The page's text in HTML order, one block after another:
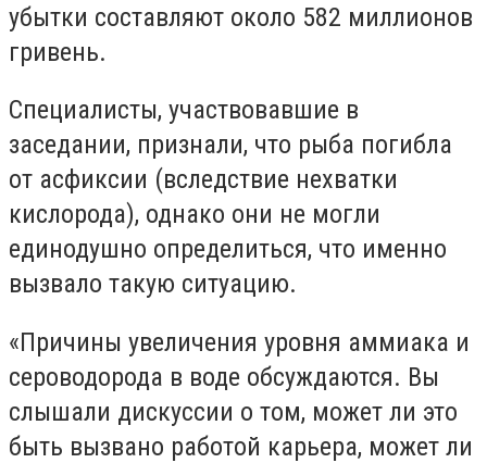
убытки составляют около 582 миллионов
гривень.
Специалисты, участвовавшие в
заседании, признали, что рыба погибла
от асфиксии (вследствие нехватки
кислорода), однако они не могли
единодушно определиться, что именно
вызвало такую ​​ситуацию.
«Причины увеличения уровня аммиака и
сероводорода в воде обсуждаются. Вы
слышали дискуссии о том, может ли это
быть вызвано работой карьера, может ли